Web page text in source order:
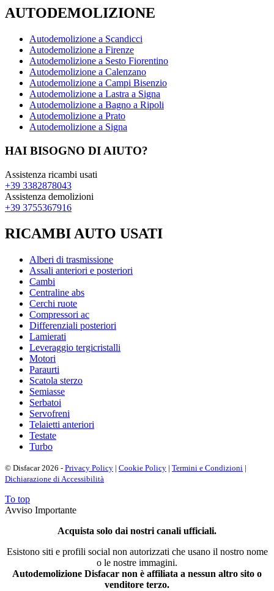
AUTODEMOLIZIONE
Autodemolizione a Scandicci
Autodemolizione a Firenze
Autodemolizione a Sesto Fiorentino
Autodemolizione a Calenzano
Autodemolizione a Campi Bisenzio
Autodemolizione a Lastra a Signa
Autodemolizione a Bagno a Ripoli
Autodemolizione a Prato
Autodemolizione a Signa
HAI BISOGNO DI AIUTO?
Assistenza ricambi usati
+39 3382878043
Assistenza demolizioni
+39 3755367916
RICAMBI AUTO USATI
Alberi di trasmissione
Assali anteriori e posteriori
Cambi
Centraline abs
Cerchi ruote
Compressori ac
Differenziali posteriori
Lamierati
Leveraggio tergicristalli
Motori
Paraurti
Scatola sterzo
Semiasse
Serbatoi
Servofreni
Telaietti anteriori
Testate
Turbo
© Disfacar 2026 - Privacy Policy | Cookie Policy | Termini e Condizioni |
Dichiarazione di Accessibilità
To top
Avviso Importante
Acquista solo dai nostri canali ufficiali.
Esistono siti e profili social non autorizzati che usano il nostro nome
o le nostre immagini.
Autodemolizione Disfacar non è affiliata a nessun altro sito o
venditore terzo.